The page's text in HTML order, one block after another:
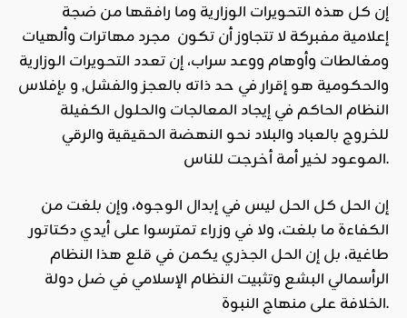
إن كل هذه التحويرات الوزارية وما رافقها من ضجة
إعلامية مفبركة لا تتجاوز أن تكون مجرد مهاترات وألهيات
ومغالطات وأوهام ووعد سراب، إن تعدد التحويرات الوزارية
والحكومية هو إقرار في حد ذاته بالعجز والفشل, و بإفلاس
النظام الحاكم في إيجاد المعالجات والحلول الكفيلة
للخروج بالعباد والبلاد نحو النهضة الحقيقية والرقي
الموعود لخير أمة أخرجت للناس.
إن الحل كل الحل ليس في إبدال الوجوه، وإن بلغت من
الكفاءة ما بلغت، ولا في وزراء تمترسوا على أيدي دكتاتور
طاغية، بل إن الحل الجذري يكمن في قلع هذا النظام
الرأسمالي البشع وتثبيت النظام الإسلامي في ضل دولة
الخلافة على منهاج النبوة.